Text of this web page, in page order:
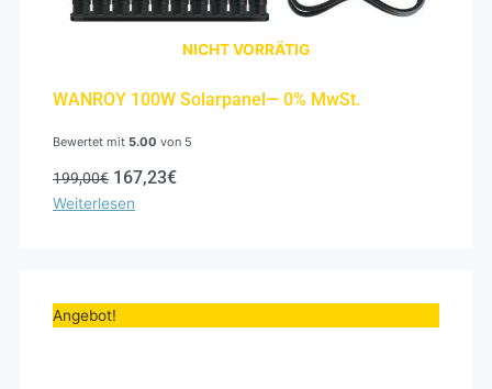
NICHT VORRÄTIG
WANROY 100W Solarpanel— 0% MwSt.
Bewertet mit 5.00 von 5
199,00€ 167,23€
Weiterlesen
Angebot!Preis
Preis